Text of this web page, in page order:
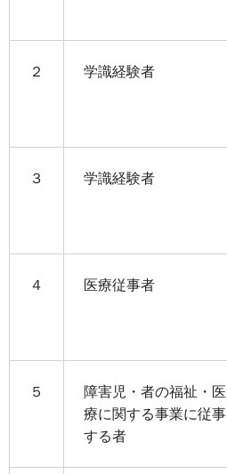
２ 学識経験者
３ 学識経験者
４ 医療従事者
５
障害児・者の福祉・医
療に関する事業に従事
する者